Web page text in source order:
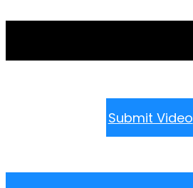
Submit Video